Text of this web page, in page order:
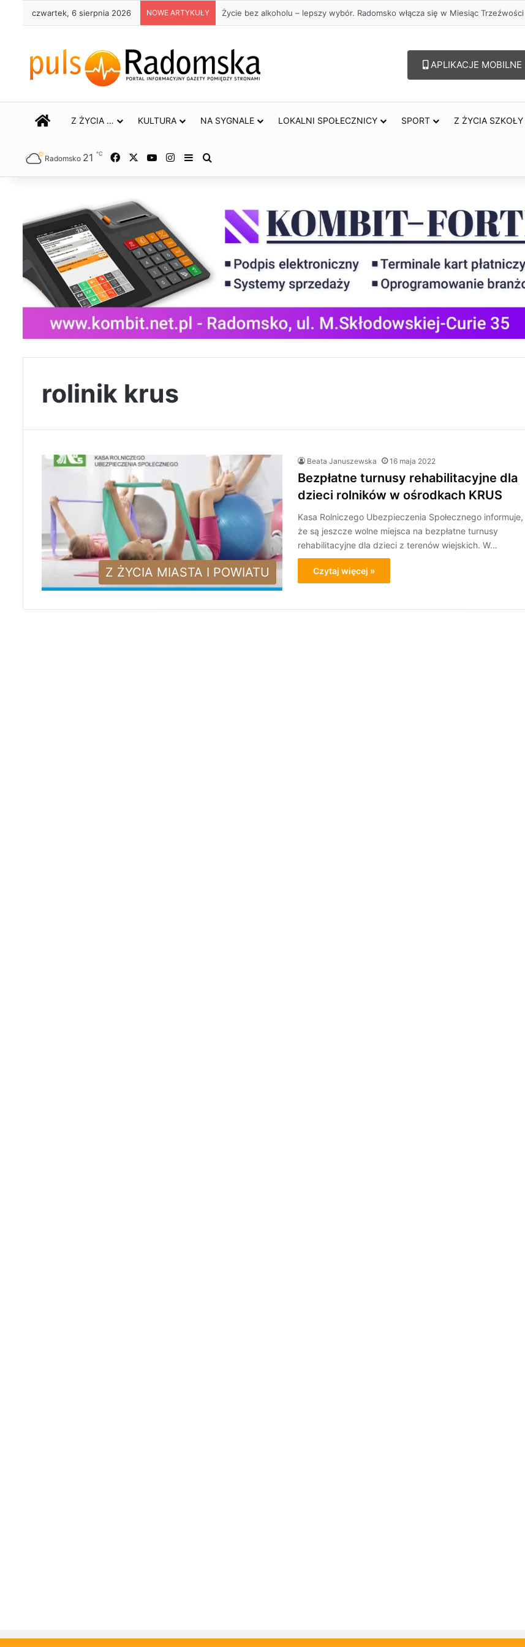
czwartek, 6 sierpnia 2026 NOWE ARTYKUŁY Życie bez alkoholu – lepszy wybór. Radomsko włącza się w Miesiąc Trzeźwości
APLIKACJE MOBILNE
STRONA GŁÓWNA
Z ŻYCIA … KULTURA NA SYGNALE LOKALNI SPOŁECZNICY SPORT Z ŻYCIA SZKOŁY
Radomsko 21 ℃ Facebook YouTubeInstagram
Sidebar
rolinik krus
Z ŻYCIA MIASTA I POWIATU
Beata Januszewska 16 maja 2022
Bezpłatne turnusy rehabilitacyjne dla
dzieci rolników w ośrodkach KRUS
Kasa Rolniczego Ubezpieczenia Społecznego informuje,
że są jeszcze wolne miejsca na bezpłatne turnusy
rehabilitacyjne dla dzieci z terenów wiejskich. W…
Czytaj więcej »